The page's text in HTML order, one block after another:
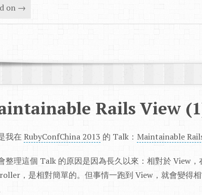
on →
Rails View
我在 RubyConfChina 2013 的 Talk： Maintainable
整理這個 Talk 的原因是因為長久以來：相對於 View
，是相對簡單的。但事情一跑到 View，就會變得